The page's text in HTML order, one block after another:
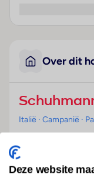
Over dit
Italië · Campanië ·
Ligging
Het hotel
Deze website